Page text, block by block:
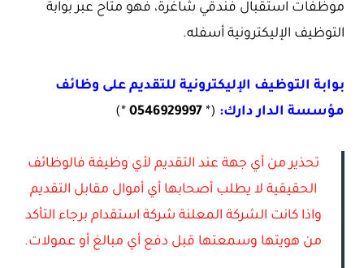
موظفات استقبال فندقي شاغرة، فهو متاح عبر بوابة
التوظيف الإليكترونية أسفله.
بوابة التوظيف الإليكترونية للتقديم على وظائف
مؤسسة الدار دارك: (*
0546929997
*)
تحذير من أي جهة عند التقديم لأي وظيفة فالوظائف
الحقيقية لا يطلب أصحابها أي أموال مقابل التقديم
واذا كانت الشركة المعلنة شركة استقدام برجاء التأكد
من هويتها وسمعتها قبل دفع أي مبالغ أو عمولات.